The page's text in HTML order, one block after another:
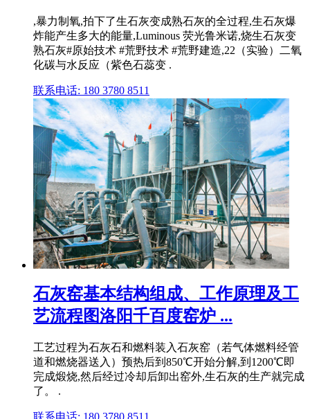
,暴力制氧,拍下了生石灰变成熟石灰的全过程,生石灰爆
炸能产生多大的能量,Luminous 荧光鲁米诺,烧生石灰变
熟石灰#原始技术 #荒野技术 #荒野建造,22（实验）二氧
化碳与水反应（紫色石蕊变 .
联系电话: 180 3780 8511
石灰窑基本结构组成、工作原理及工
艺流程图洛阳千百度窑炉 ...
工艺过程为石灰石和燃料装入石灰窑（若气体燃料经管
道和燃烧器送入）预热后到850℃开始分解,到1200℃即
完成煅烧,然后经过冷却后卸出窑外,生石灰的生产就完成
了。 .
联系电话: 180 3780 8511